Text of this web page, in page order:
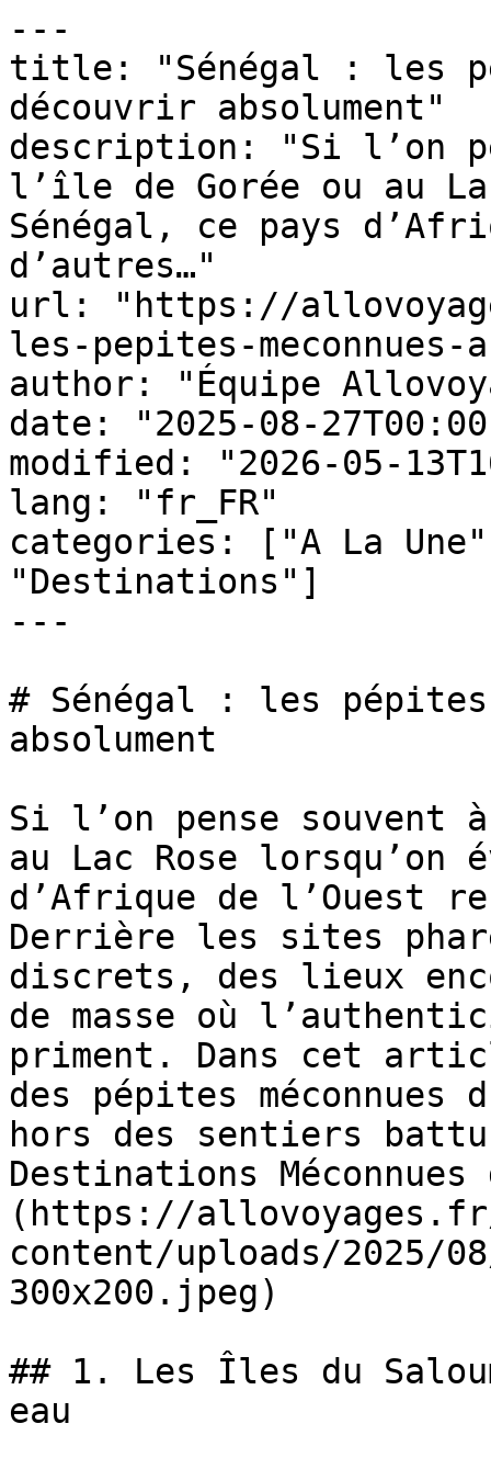
---
title: "Sénégal : les
découvrir absolument"
description: "Si l’on
l’île de Gorée ou au
Sénégal, ce pays
d’autres…"
url: "https://
les-pepites-
author: "Équipe
date: "2025-08-
modified: "2026-05-
lang: "fr_FR"
categories: ["A La
"Destinations"]
---
# Sénégal : les pépites
absolument
Si l’on pense souvent
au Lac Rose lorsqu’on
d’Afrique de l’Ouest
Derrière les sites
discrets, des lieux
de masse où
priment. Dans cet
des pépites méconnues
hors des sentiers
Destinations Méconnues
(https://
content/uploads/2025/
300x200.jpeg)
## 1. Les Îles du
eau